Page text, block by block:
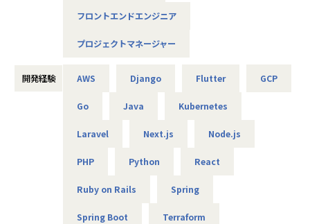
これまで少しずつ開発メンバーを増やしてきましたが、エン
ジニア数の増加に伴い、メンバーのピープルマネジメントを
担っていただける方の必要性が高まっています。そこで今
を担っていただける方を募集いたします。
受託開発・自社サービスの開発において、技術的な観点から
あわせて、メンバーの育成・1on1・評価・目標設定などのピ
ープルマネジメントを通じて、チーム全体の成果とメンバー
の成長を牽引いただきます。
フロントエンドエンジニア
プロジェクトマネージャー
開発経験 AWS Django Flutter GCP
Go Java Kubernetes
Laravel Next.js Node.js
PHP Python React
Ruby on Rails Spring
Spring Boot Terraform